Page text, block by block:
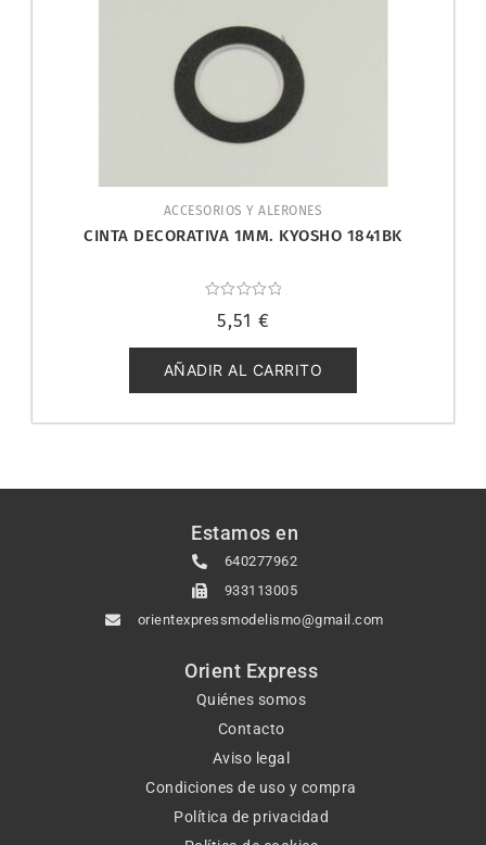
ACCESORIOS Y ALERONES
CINTA DECORATIVA 1MM. KYOSHO 1841BK
con
de
5
5,51 €
AÑADIR AL CARRITO
Estamos en
640277962
933113005
orientexpressmodelismo@gmail.com
Orient Express
Quiénes somos
Contacto
Aviso legal
Condiciones de uso y compra
Política de privacidad